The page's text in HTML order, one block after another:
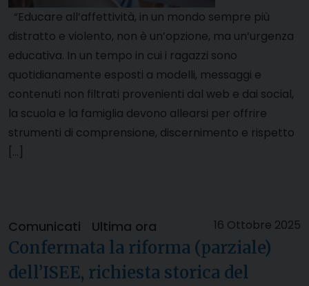
“Educare all’affettività, in un mondo sempre più
distratto e violento, non è un’opzione, ma un’urgenza
educativa. In un tempo in cui i ragazzi sono
quotidianamente esposti a modelli, messaggi e
contenuti non filtrati provenienti dal web e dai social,
la scuola e la famiglia devono allearsi per offrire
strumenti di comprensione, discernimento e rispetto
[…]
16 Ottobre 2025
Comunicati Ultima ora
Confermata la riforma (parziale)
dell’ISEE, richiesta storica del